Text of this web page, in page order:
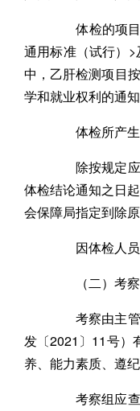
体检的项目
通用标准（试行）
中，乙肝检测项目
学和就业权利的通
体检所产生
除按规定应
体检结论通知之日
会保障局指定到除
因体检人员
（二）考察
考察由主管
发〔2021〕11号）
养、能力素质、遵
考察组应查